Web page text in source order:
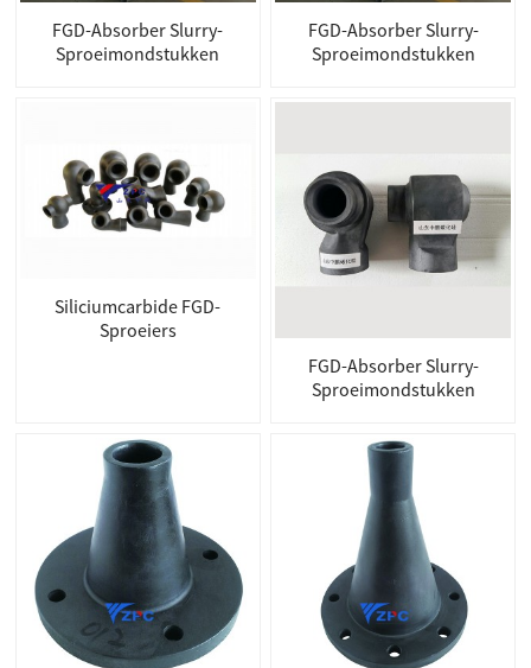
FGD-Absorber Slurry-
Sproeimondstukken
FGD-Absorber Slurry-
Sproeimondstukken
Siliciumcarbide FGD-
Sproeiers
FGD-Absorber Slurry-
Sproeimondstukken